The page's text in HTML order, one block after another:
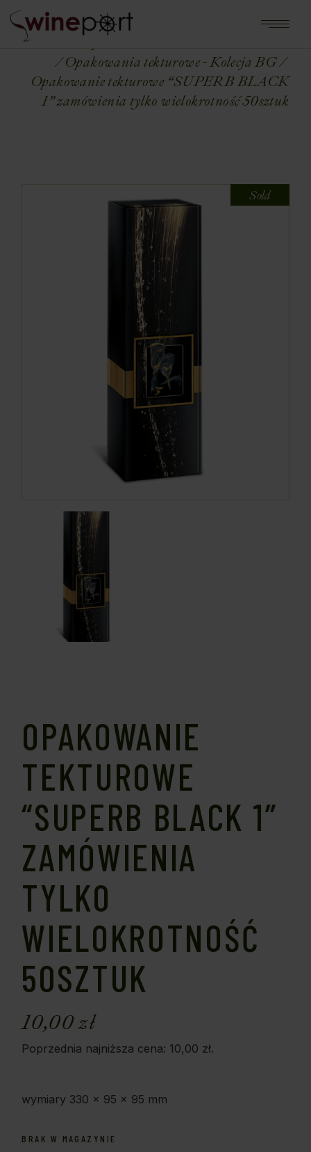
Home
Opakowania tekturowe - Kolecja BG
Opakowanie tekturowe “SUPERB BLACK
1” zamówienia tylko wielokrotność 50sztuk
Sold
OPAKOWANIE
TEKTUROWE
“SUPERB BLACK 1”
ZAMÓWIENIA
TYLKO
WIELOKROTNOŚĆ
50SZTUK
10,00zł
Poprzednia najniższa cena: 10,00 zł.
wymiary 330 x 95 x 95 mm
BRAK W MAGAZYNIE